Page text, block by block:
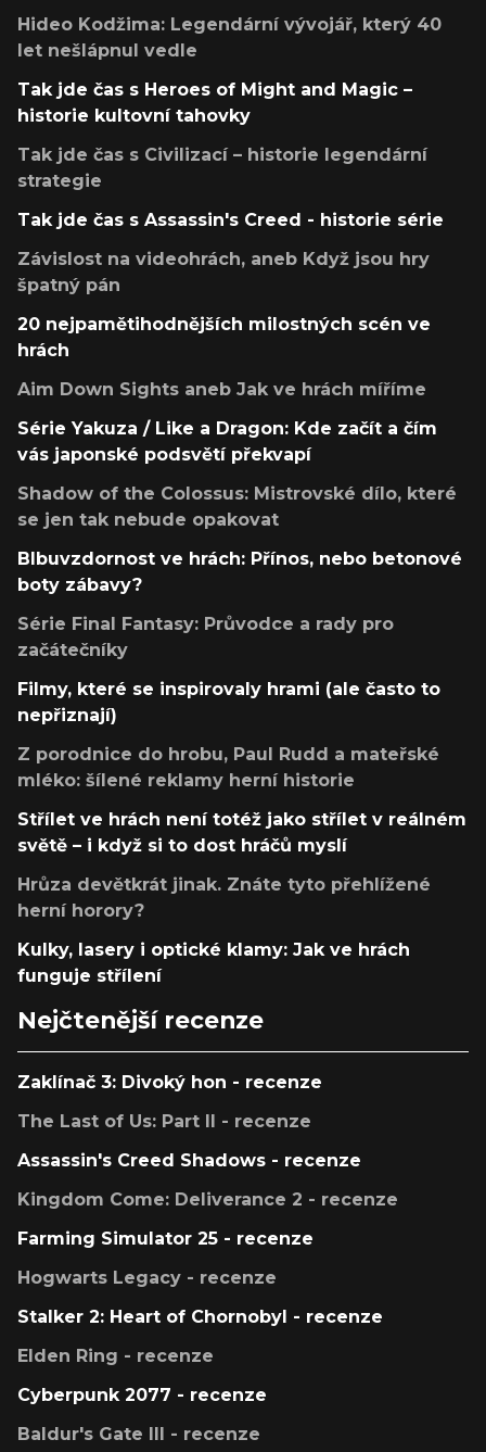
Hideo Kodžima: Legendární vývojář, který 40
let nešlápnul vedle
Tak jde čas s Heroes of Might and Magic –
historie kultovní tahovky
Tak jde čas s Civilizací – historie legendární
strategie
Tak jde čas s Assassin's Creed - historie série
Závislost na videohrách, aneb Když jsou hry
špatný pán
20 nejpamětihodnějších milostných scén ve
hrách
Aim Down Sights aneb Jak ve hrách míříme
Série Yakuza / Like a Dragon: Kde začít a čím
vás japonské podsvětí překvapí
Shadow of the Colossus: Mistrovské dílo, které
se jen tak nebude opakovat
Blbuvzdornost ve hrách: Přínos, nebo betonové
boty zábavy?
Série Final Fantasy: Průvodce a rady pro
začátečníky
Filmy, které se inspirovaly hrami (ale často to
nepřiznají)
Z porodnice do hrobu, Paul Rudd a mateřské
mléko: šílené reklamy herní historie
Střílet ve hrách není totéž jako střílet v reálném
světě – i když si to dost hráčů myslí
Hrůza devětkrát jinak. Znáte tyto přehlížené
herní horory?
Kulky, lasery i optické klamy: Jak ve hrách
funguje střílení
Nejčtenější recenze
Zaklínač 3: Divoký hon - recenze
The Last of Us: Part II - recenze
Assassin's Creed Shadows - recenze
Kingdom Come: Deliverance 2 - recenze
Farming Simulator 25 - recenze
Hogwarts Legacy - recenze
Stalker 2: Heart of Chornobyl - recenze
Elden Ring - recenze
Cyberpunk 2077 - recenze
Baldur's Gate III - recenze